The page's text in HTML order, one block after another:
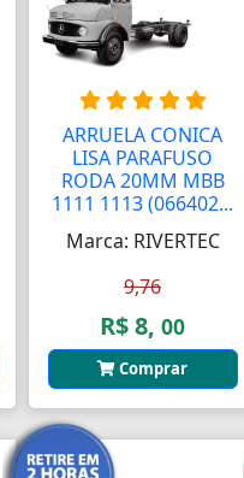
ARRUELA CONICA
LISA PARAFUSO
RODA 20MM MBB
1111 1113 (066402...
Marca: RIVERTEC
9,76
R$ 8, 00
Comprar